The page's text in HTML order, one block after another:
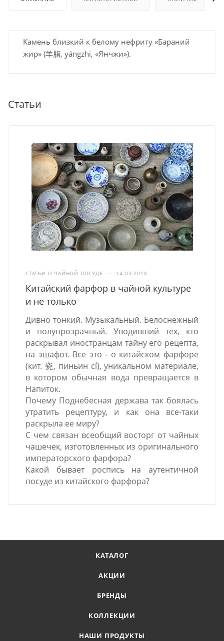
Камень близкий к белому нефриту «Бараний
жир» (羊脂, yángzhī, «Янчжи»).
Статьи
СТАТЬИ О ЧАЙНОЙ ПОСУДЕ — 14.03.2018
Китайский фарфор в чайной культуре
и не только
Дивно тонкий. Музыкальный. Белоснежный
и полупрозрачный. Уводивший тех, кто
раскрывал иностранцам тайну его рецепта,
на эшафот. Все это - о китайском фарфоре
(кит. 瓷, пиньин cí), уникальном материале,
в котором обычная вода превращается в
Напиток.
Почему Поднебесная держава так боялась
утратить рецептуру, и как она все-таки
раскрыла ее миру?
С чем связан всеобщий восторг от чайных
чашечек, изготовленных из оригинального
императорского фарфора?
Какой бывает роспись на аутентичной
посуде из китайского фарфора?
КАТАЛОГ
АКЦИИ
БРЕНДЫ
КОЛЛЕКЦИИ
НАШИ ПРОДУКТЫ